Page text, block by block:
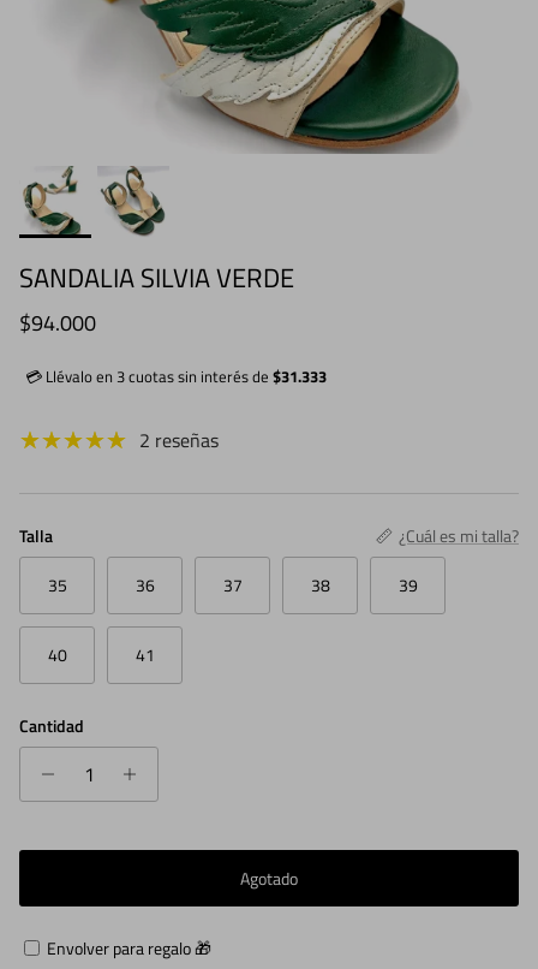
SANDALIA SILVIA VERDE
Precio normal
$94.000
💳 Llévalo en 3 cuotas sin interés de $31.333
2 reseñas
Talla
¿Cuál es mi talla?
35
36 37 38 39
40 41
Cantidad
Agotado
Envolver para regalo 🎁